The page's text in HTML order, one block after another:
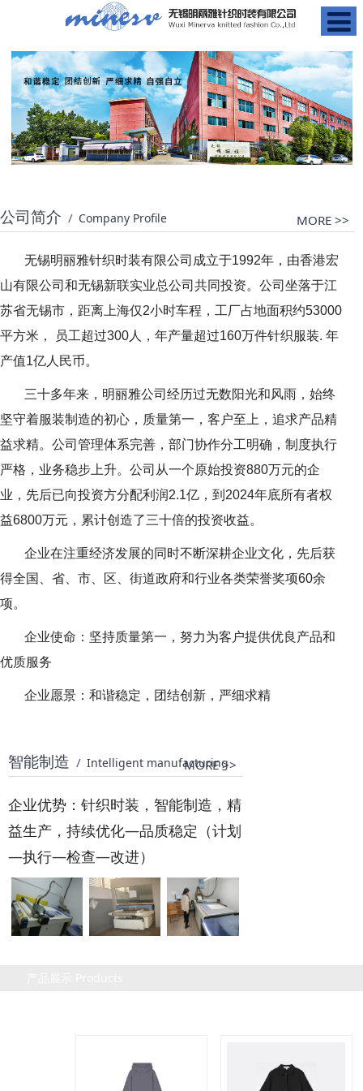
公司简介 / Company Profile MORE >>
无锡明丽雅针织时装有限公司成立于1992年，由香港宏
山有限公司和无锡新联实业总公司共同投资。公司坐落于江
苏省无锡市，距离上海仅2小时车程，工厂占地面积约53000
平方米， 员工超过300人，年产量超过160万件针织服装. 年
产值1亿人民币。
三十多年来，明丽雅公司经历过无数阳光和风雨，始终
坚守着服装制造的初心，质量第一，客户至上，追求产品精
益求精。公司管理体系完善，部门协作分工明确，制度执行
严格，业务稳步上升。公司从一个原始投资880万元的企
业，先后已向投资方分配利润2.1亿，到2024年底所有者权
益6800万元，累计创造了三十倍的投资收益。
企业在注重经济发展的同时不断深耕企业文化，先后获
得全国、省、市、区、街道政府和行业各类荣誉奖项60余
项。
企业使命：坚持质量第一，努力为客户提供优良产品和
优质服务
企业愿景：和谐稳定，团结创新，严细求精
智能制造 / Intelligent manufacturing
MORE >>
企业优势：针织时装，智能制造，精
益生产，持续优化—品质稳定（计划
—执行—检查—改进）